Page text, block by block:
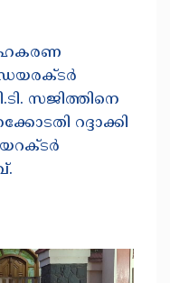
സഹകരണ
സജിത്തിനെ
റദ്ദാക്കി